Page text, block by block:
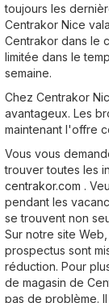
toujours les
Centrakor Nice
Centrakor dans le
limitée dans le
semaine.
Chez Centrakor
avantageux. Les
maintenant l'offre
Vous vous
trouver toutes les
centrakor.com .
pendant les
se trouvent non
Sur notre site
prospectus sont
réduction. Pour
de magasin de
pas de problème.